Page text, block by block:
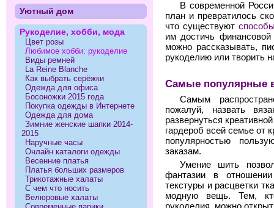
В современной
план и превратилось
что существуют
им достичь
можно рассказывать,
рукоделию или творить
Самые популярные
Самым
пожалуй, назвать
развернуться
гардероб всей семье от
популярностью
заказам.
Умение шить
фантазии в
текстуры и расцветки
модную вещь. Тем,
Уютный дом
Рукоделие, хобби, мода
Цвет розы
Любимое хобби: рукоделие
Виды ремней
La Reine Blanche
Как выбрать серёжки
Одежда для офиса
Босоножки 2015 года
Покупка одежды в Интернете
Одежда для дома
Зимние женские шапки 2014-
2015
Наручные часы
Онлайн каталоги одежды
Весенние платья
Платья больших размеров
Трикотажные халаты
С чем что носить
Велюровые халаты